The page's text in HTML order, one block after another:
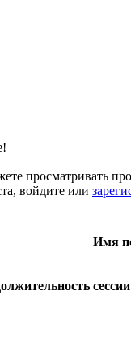
просматривать
войдите или
Имя